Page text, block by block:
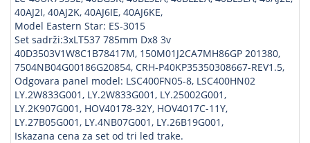
40AJ2I, 40AJ2K, 40AJ6IE, 40AJ6KE,
Model Eastern Star: ES-3015
Set sadrži:3xLT537 785mm Dx8 3v
40D3503V1W8C1B78417M, 150M01J2CA7MH86GP 201380,
7504NB04G00186G20854, CRH-P40KP35350308667-REV1.5,
Odgovara panel model: LSC400FN05-8, LSC400HN02
LY.2W833G001, LY.2W833G001, LY.25002G001,
LY.2K907G001, HOV40178-32Y, HOV4017C-11Y,
LY.27B05G001, LY.4NB07G001, LY.26B19G001,
Iskazana cena za set od tri led trake.